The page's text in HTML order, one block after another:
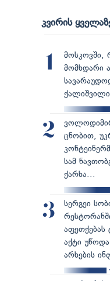
კვირის
1
მოსკოვში,
მომხდარი
2
ცნობით,
სამ
ქარხა...
3
სერგეი
აქტი
არხების